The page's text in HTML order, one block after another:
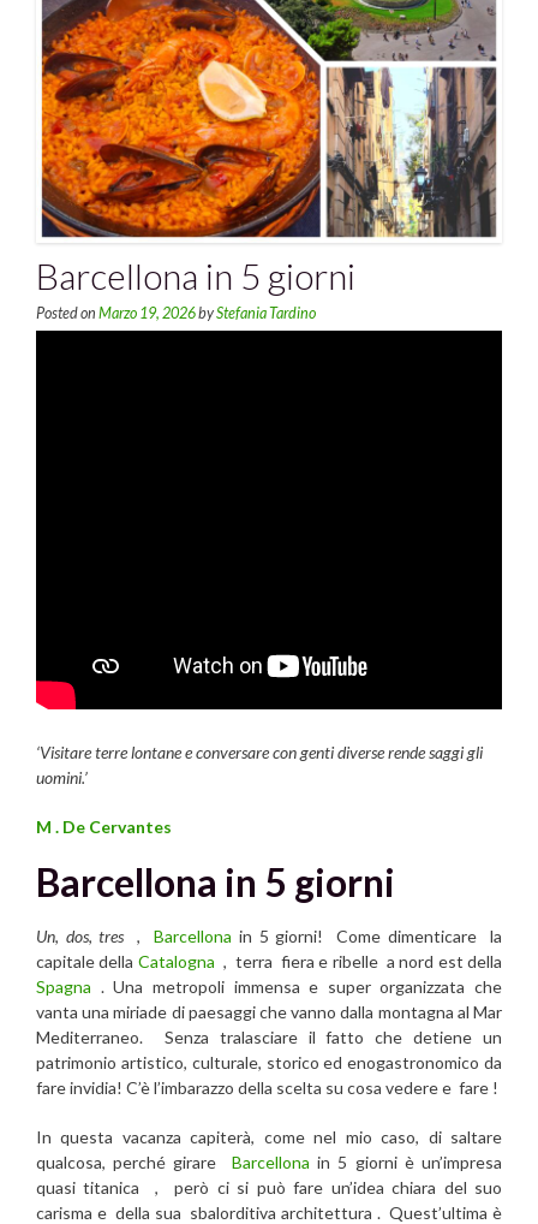
Barcellona in 5 giorni
Posted on Marzo 19, 2026byStefania Tardino
‘Visitare terre lontane e conversare con genti diverse rende saggi gli
uomini.’
M . De Cervantes
Barcellona in 5 giorni
Un, dos,tres ,Barcellona in 5 giorni! Come dimenticare la
capitale della Catalogna , terra fiera e ribelle a nord est della
Spagna . Una metropoli immensa e super organizzata che
vanta una miriade di paesaggi che vanno dalla montagna al Mar
Mediterraneo. Senza tralasciare il fatto che detiene un
patrimonio artistico, culturale, storico ed enogastronomico da
fare invidia! C’è l’imbarazzo della scelta su cosa vedere e fare !
In questa vacanza capiterà, come nel mio caso, di saltare
qualcosa, perché girare Barcellona in 5 giorni è un’impresa
quasi titanica , però ci si può fare un’idea chiara del suo
carisma e della sua sbalorditiva architettura . Quest’ultima è